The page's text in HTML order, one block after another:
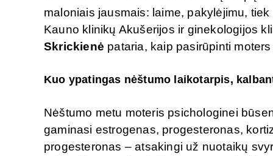
maloniais jausmais: laime, pakylėjimu,
Kauno klinikų Akušerijos ir ginekologijos
Skrickienė pataria, kaip pasirūpinti
Kuo ypatingas nėštumo laikotarpis,
Nėštumo metu moteris psichologinei
gaminasi estrogenas, progesteronas,
progesteronas – atsakingi už nuotaikų